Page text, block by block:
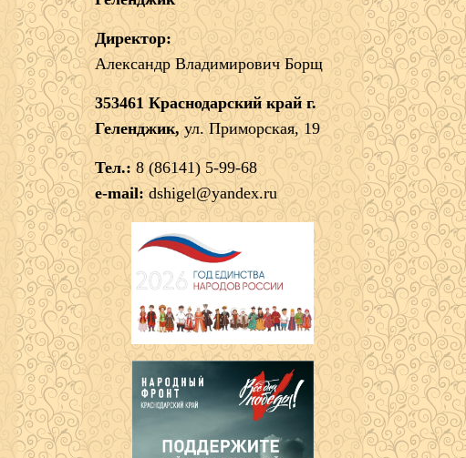
Директор:
Александр Владимирович Борщ
353461 Краснодарский край г.
Геленджик, ул. Приморская, 19
Тел.: 8 (86141) 5-99-68
e-mail: dshigel@yandex.ru